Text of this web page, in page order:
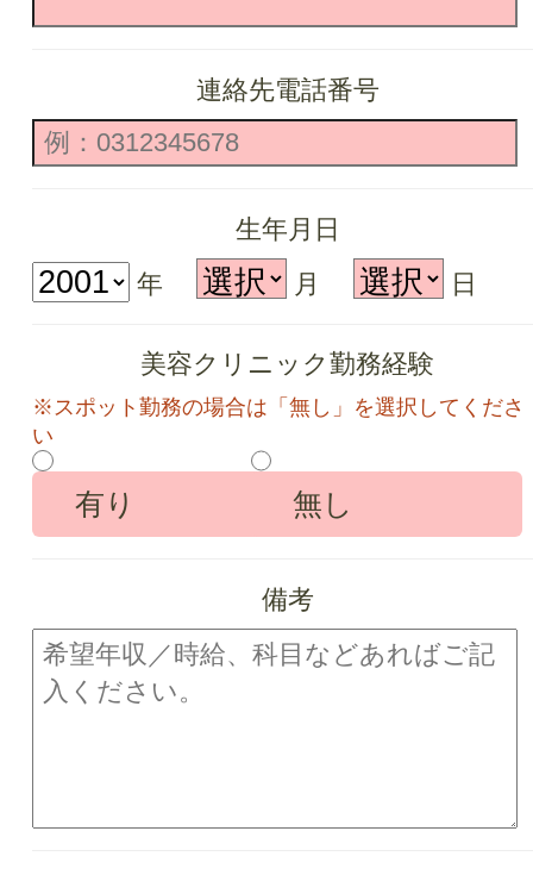
連絡先電話番号
生年月日
年
月 日
美容クリニック勤務経験
※スポット勤務の場合は「無し」を選択してくださ
い
有り 無し
備考